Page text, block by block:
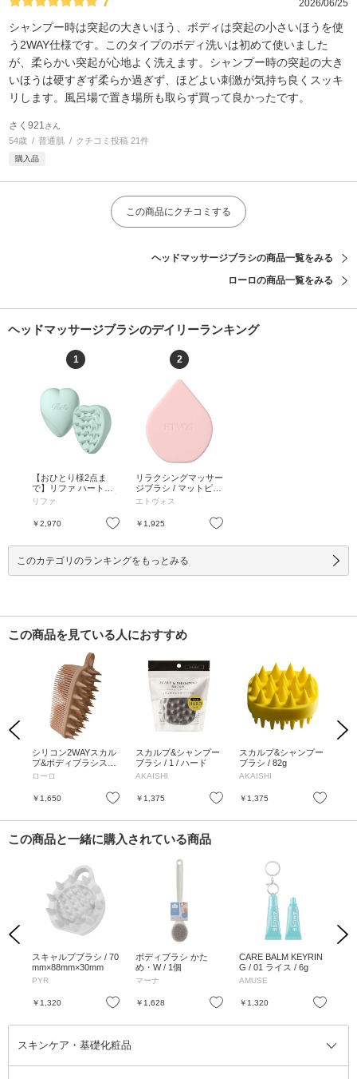
2026/06/25
シャンプー時は突起の大きいほう、ボディは突起の小さいほうを使
う2WAY仕様です。このタイプのボディ洗いは初めて使いました
が、柔らかい突起が心地よく洗えます。シャンプー時の突起の大き
いほうは硬すぎず柔らか過ぎず、ほどよい刺激が気持ち良くスッキ
リします。風呂場で置き場所も取らず買って良かったです。
さく921さん
54歳 普通肌 クチコミ投稿 21件
購入品
この商品にクチコミする
ヘッドマッサージブラシの商品一覧をみる
ローロの商品一覧をみる
ヘッドマッサージブラシのデイリーランキング
1
【おひとり様2点ま
で】リファ ハートブ
ラシ フォー スカルプ
/ マットミント / 約75g
リファ
￥2,970 お気に入り
2
リラクシングマッサー
ジブラシ / マットピン
ク / 本体 / マットピン
エトヴォス
￥1,925
このカテゴリのランキングをもっとみる
この商品を見ている人におすすめ
Previous
お気に入り
シリコン2WAYスカル
プ&ボディブラシスタ
ンダード / 119g
ローロ
￥1,650 お気に入り
スカルプ&シャンプー
ブラシ / 1 / ハード
AKAISHI
￥1,375 お気に入り
スカルプ&シャンプー
ブラシ / 82g
AKAISHI
￥1,375
Next
この商品と一緒に購入されている商品
Previous
お気に入り
スキャルプブラシ / 70
mm×88mm×30mm
PYR
￥1,320 お気に入り
ボディブラシ かた
め・W / 1個
マーナ
￥1,628 お気に入り
CARE BALM KEYRIN
G / 01 ライス / 6g
AMUSE
￥1,320
Next
スキンケア・基礎化粧品